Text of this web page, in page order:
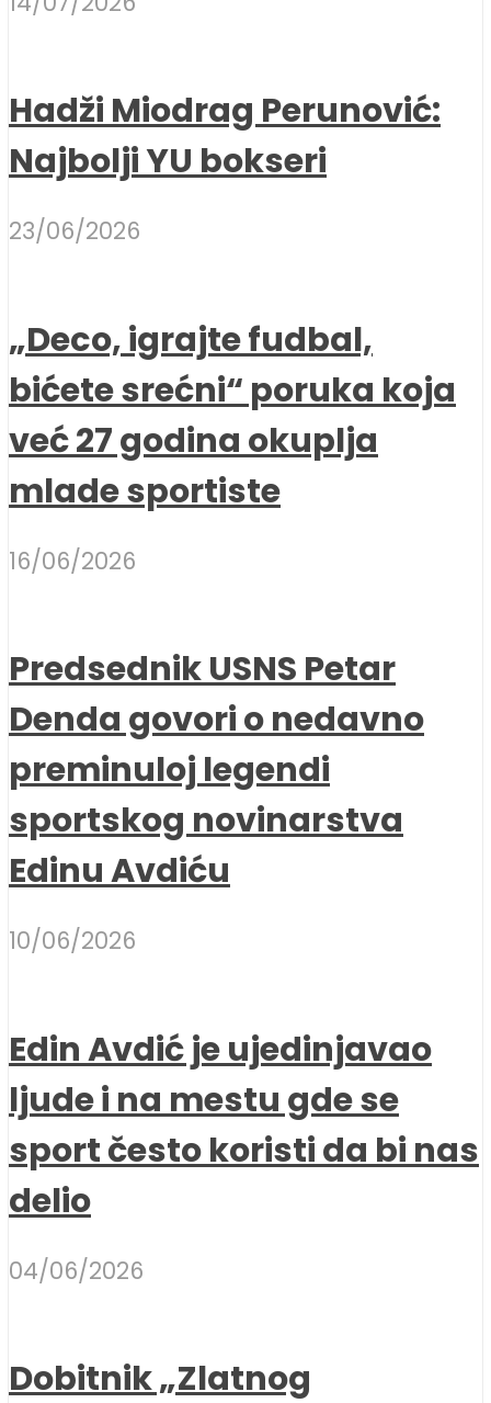
Hadži Miodrag Perunović:
Najbolji YU bokseri
23/06/2026
„Deco, igrajte fudbal,
bićete srećni“ poruka koja
već 27 godina okuplja
mlade sportiste
16/06/2026
Predsednik USNS Petar
Denda govori o nedavno
preminuloj legendi
sportskog novinarstva
Edinu Avdiću
10/06/2026
Edin Avdić je ujedinjavao
ljude i na mestu gde se
sport često koristi da bi nas
delio
04/06/2026
Dobitnik „Zlatnog